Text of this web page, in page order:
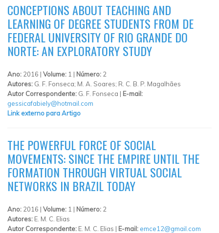
CONCEPTIONS ABOUT TEACHING AND
LEARNING OF DEGREE STUDENTS FROM DE
FEDERAL UNIVERSITY OF RIO GRANDE DO
NORTE: AN EXPLORATORY STUDY
Ano: 2016 | Volume: 1 | Número: 2
Autores: G. F. Fonseca; M. A. Soares; R. C. B. P. Magalhães
Autor Correspondente: G. F. Fonseca | E-mail:
gessicafabiely@hotmail.com
Link externo para Artigo
THE POWERFUL FORCE OF SOCIAL
MOVEMENTS: SINCE THE EMPIRE UNTIL THE
FORMATION THROUGH VIRTUAL SOCIAL
NETWORKS IN BRAZIL TODAY
Ano: 2016 | Volume: 1 | Número: 2
Autores: E. M. C. Elias
Autor Correspondente: E. M. C. Elias | E-mail: emce12@gmail.com